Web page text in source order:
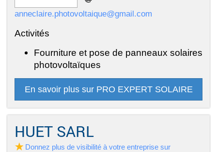
anneclaire.photovoltaique@gmail.com
Activités
Fourniture et pose de panneaux solaires
photovoltaïques
En savoir plus sur PRO EXPERT SOLAIRE
HUET SARL
Donnez plus de visibilité à votre entreprise sur